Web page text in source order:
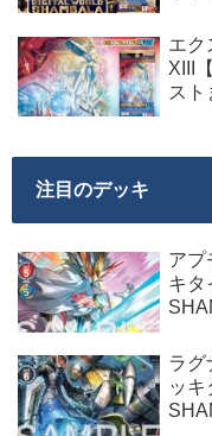
エク
XIII
スト
注目のデッキ
アプ
キタ
ラグ
ッキ